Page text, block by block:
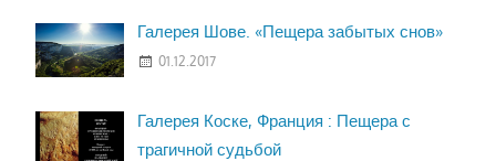
Галерея Шове. «Пещера забытых снов»
01.12.2017
Галерея Коске, Франция : Пещера с
трагичной судьбой